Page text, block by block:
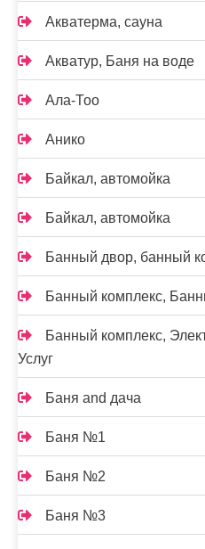
Акватерма, сауна
Акватур, Баня на воде
Ала-Тоо
Анико
Байкал, автомойка
Байкал, автомойка
Банный двор, банный
Банный комплекс,
Банный комплекс,
Услуг
Баня and дача
Баня №1
Баня №2
Баня №3